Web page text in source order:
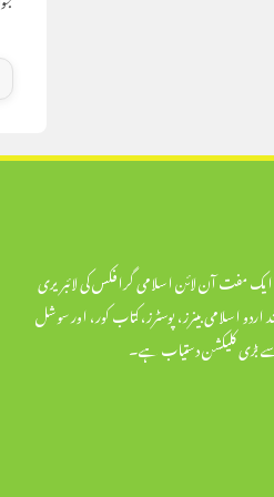
مفت آن لائن اسلامی گرافکس کی لائبریری
اسلامی بینرز، پوسٹرز، کتاب کور، اور سوشل
بڑی کلیکشن دستیاب ہے۔